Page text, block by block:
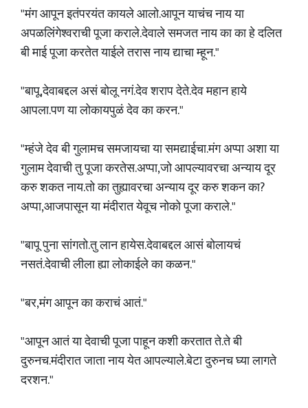
"मंग आपून इतंपरयंत कायले आलो.आपून याचंच नाय या
अपळलिंगेश्वराची पूजा कराले.देवाले समजत नाय का का हे दलित
बी माई पूजा करतेत याईले तरास नाय द्याचा म्हून."
"बापू,देवाबद्दल असं बोलू नगं.देव शराप देते.देव महान हाये
आपला.पण या लोकायपुळं देव का करन."
"म्हंजे देव बी गुलामच समजायचा या समद्याईचा.मंग अप्पा अशा या
गुलाम देवाची तु पूजा करतेस.अप्पा,जो आपल्यावरचा अन्याय दूर
करु शकत नाय.तो का तुह्यावरचा अन्याय दूर करु शकन का?
अप्पा,आजपासून या मंदीरात येवूच नोको पूजा कराले."
"बापू पुना सांगतो.तु लान हायेस.देवाबद्दल आसं बोलायचं
नसतं.देवाची लीला ह्या लोकाईले का कळन."
"बर,मंग आपून का कराचं आतं."
"आपून आतं या देवाची पूजा पाहून कशी करतात ते.ते बी
दुरुनच.मंदीरात जाता नाय येत आपल्याले.बेटा दुरुनच घ्या लागते
दरशन."